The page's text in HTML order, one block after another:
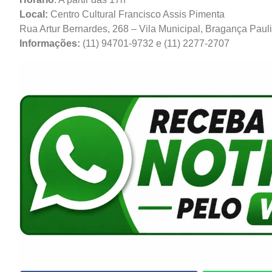
Local: Centro Cultural Francisco Assis Pimenta
Rua Artur Bernardes, 268 – Vila Municipal, Bragança
Informações: (11) 94701-9732 e (11) 2277-2707